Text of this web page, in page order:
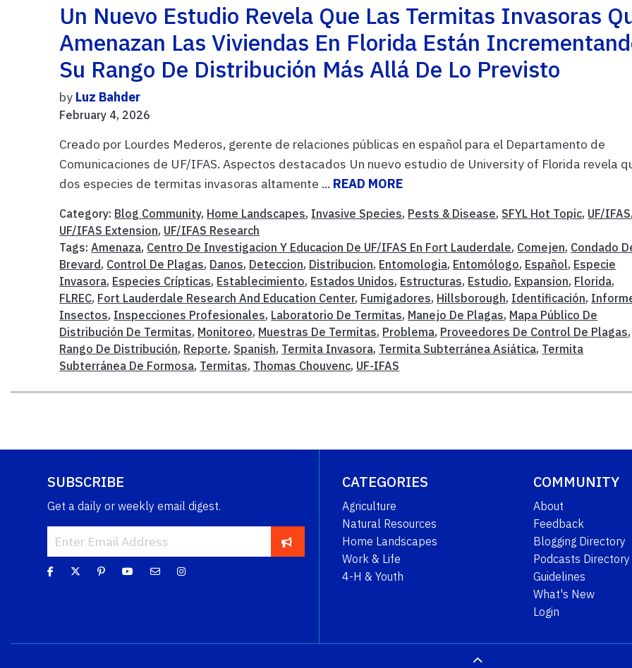
Un Nuevo Estudio Revela Que Las Termitas Invasoras
Amenazan Las Viviendas En Florida Están
Su Rango De Distribución Más Allá De Lo Previsto
by Luz Bahder
February 4, 2026
Creado por Lourdes Mederos, gerente de relaciones públicas en español para el Departamento de
Comunicaciones de UF/IFAS. Aspectos destacados Un nuevo estudio de University of Florida revela
dos especies de termitas invasoras altamente ... READ MORE
Category: Blog Community, Home Landscapes, Invasive Species, Pests & Disease, SFYL Hot Topic, UF/IFAS,
UF/IFAS Extension, UF/IFAS Research
Tags:Amenaza, Centro De Investigacion Y Educacion De UF/IFAS En Fort Lauderdale, Comejen, Condado
Brevard , Control De Plagas, Danos, Deteccion, Distribucion, Entomologia, Entomólogo, Español, Especie
Invasora, Especies Crípticas, Establecimiento, Estados Unidos, Estructuras, Estudio, Expansion, Florida,
FLREC, Fort Lauderdale Research And Education Center, Fumigadores, Hillsborough, Identificación,
Insectos, Inspecciones Profesionales, Laboratorio De Termitas, Manejo De Plagas, Mapa Público De
Distribución De Termitas, Monitoreo, Muestras De Termitas, Problema, Proveedores De Control De Plagas,
Rango De Distribución, Reporte, Spanish, Termita Invasora, Termita Subterránea Asiática, Termita
Subterránea De Formosa, Termitas, Thomas Chouvenc, UF-IFAS
SUBSCRIBE
Get a daily or weekly email digest.
CATEGORIES
Agriculture
Natural Resources
Home Landscapes
Work & Life
4-H & Youth
COMMUNITY
About
Feedback
Blogging Directory
Podcasts Directory
Guidelines
What's New
Login